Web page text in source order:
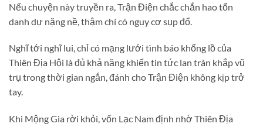
Nếu chuyện này truyền ra, Trận Điện chắc chắn hao tổn
danh dự nặng nề, thậm chí có nguy cơ sụp đổ.
Nghĩ tới nghĩ lui, chỉ có mạng lưới tình báo khổng lồ của
Thiên Địa Hội là đủ khả năng khiến tin tức lan tràn khắp vũ
trụ trong thời gian ngắn, đánh cho Trận Điện không kịp trở
tay.
Khi Mộng Gia rời khỏi, vốn Lạc Nam định nhờ Thiên Địa